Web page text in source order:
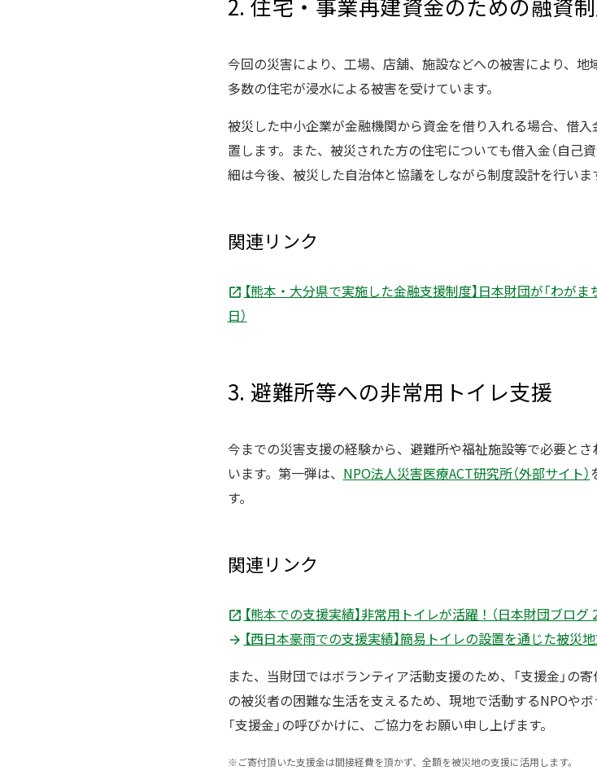
2. 住宅・事業再建資金のための融資
今回の災害により、工場、店舗、施設などへの被害により、
多数の住宅が浸水による被害を受けています。
被災した中小企業が金融機関から資金を借り入れる場合、借
置します。また、被災された方の住宅についても借入金（自己
細は今後、被災した自治体と協議をしながら制度設計を行いま
関連リンク
【熊本・大分県で実施した金融支援制度】日本財団が「わが
日）
3. 避難所等への非常用トイレ支援
今までの災害支援の経験から、避難所や福祉施設等で必要と
います。第一弾は、 NPO法人災害医療ACT研究所（外部サイト）
す。
関連リンク
【熊本での支援実績】非常用トイレが活躍！（日本財団ブログ
【西日本豪雨での支援実績】簡易トイレの設置を通じた被災
また、当財団ではボランティア活動支援のため、「支援金」の
の被災者の困難な生活を支えるため、現地で活動するNPOや
「支援金」の呼びかけに、ご協力をお願い申し上げます。
※ご寄付頂いた支援金は間接経費を頂かず、全額を被災地の支援に活用します。